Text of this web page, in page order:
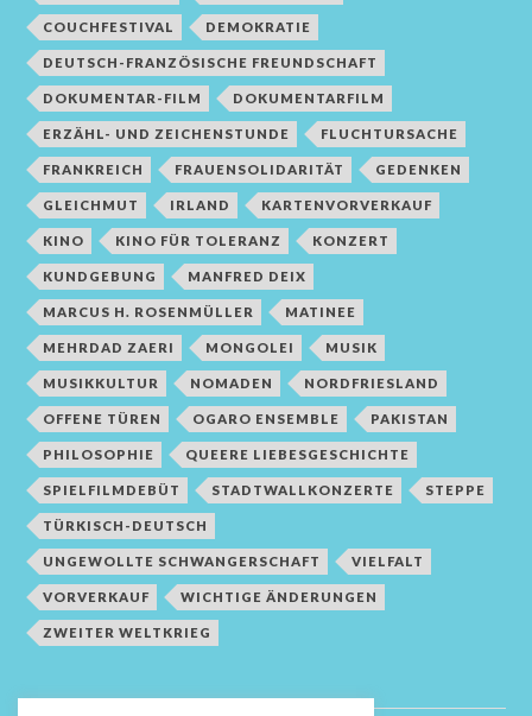
COUCHFESTIVAL DEMOKRATIE
DEUTSCH-FRANZÖSISCHE FREUNDSCHAFT
DOKUMENTAR-FILM DOKUMENTARFILM
ERZÄHL- UND ZEICHENSTUNDE FLUCHTURSACHE
FRANKREICH FRAUENSOLIDARITÄT GEDENKEN
GLEICHMUT IRLAND KARTENVORVERKAUF
KINO KINO FÜR TOLERANZ KONZERT
KUNDGEBUNG MANFRED DEIX
MARCUS H. ROSENMÜLLER MATINEE
MEHRDAD ZAERI MONGOLEI MUSIK
MUSIKKULTUR NOMADEN NORDFRIESLAND
OFFENE TÜREN OGARO ENSEMBLE PAKISTAN
PHILOSOPHIE QUEERE LIEBESGESCHICHTE
SPIELFILMDEBÜT STADTWALLKONZERTE STEPPE
TÜRKISCH-DEUTSCH
UNGEWOLLTE SCHWANGERSCHAFT VIELFALT
VORVERKAUF WICHTIGE ÄNDERUNGEN
ZWEITER WELTKRIEG